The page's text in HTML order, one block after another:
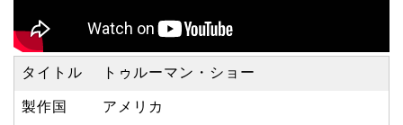
タイトル トゥルーマン・ショー
製作国 アメリカ